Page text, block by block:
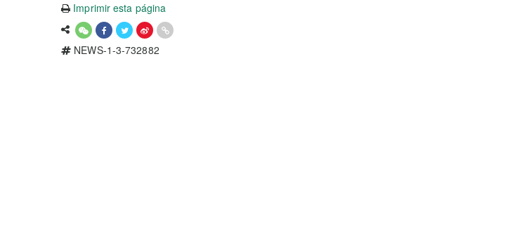
Imprimir esta página
NEWS-1-3-732882